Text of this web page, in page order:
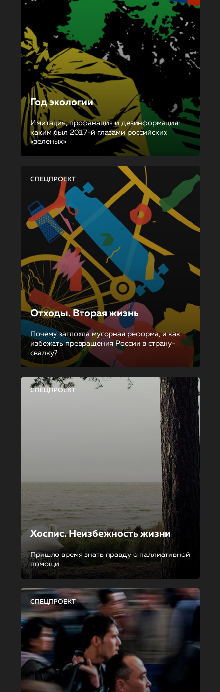
Год экологии
Имитация, профанация и дезинформация:
каким был 2017-й глазами российских
«зеленых»
СПЕЦПРОЕКТ
Отходы. Вторая жизнь
Почему заглохла мусорная реформа, и как
избежать превращения России в страну-
свалку?
СПЕЦПРОЕКТ
Хоспис. Неизбежность жизни
Пришло время знать правду о паллиативной
помощи
СПЕЦПРОЕКТ